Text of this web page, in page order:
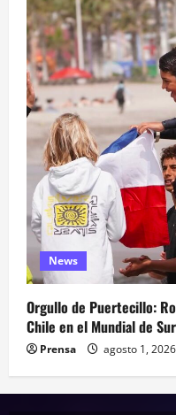
News
Orgullo de Puertecillo:
Chile en el Mundial de
Prensa agosto 1, 2026